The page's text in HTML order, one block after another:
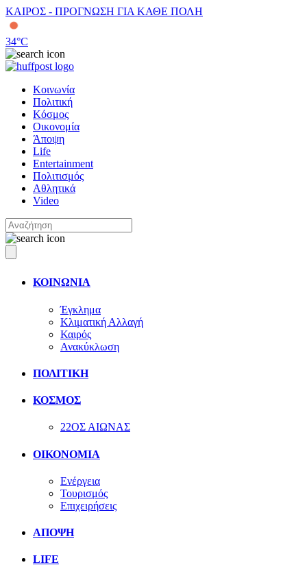
ΚΑΙΡΟΣ - ΠΡΟΓΝΩΣΗ ΓΙΑ ΚΑΘΕ ΠΟΛΗ
34°C
Κοινωνία
Πολιτική
Κόσμος
Οικονομία
Άποψη
Life
Entertainment
Πολιτισμός
Αθλητικά
Video
ΚΟΙΝΩΝΙΑ
Έγκλημα
Κλιματική Αλλαγή
Καιρός
Ανακύκλωση
ΠΟΛΙΤΙΚΗ
ΚΟΣΜΟΣ
22ΟΣ ΑΙΩΝΑΣ
ΟΙΚΟΝΟΜΙΑ
Ενέργεια
Τουρισμός
Επιχειρήσεις
ΑΠΟΨΗ
LIFE